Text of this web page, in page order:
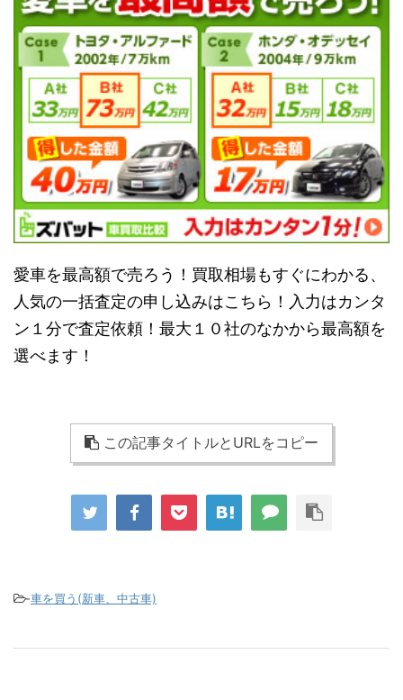
愛車を最高額で売ろう！買取相場もすぐにわかる、
人気の一括査定の申し込みはこちら！入力はカンタ
ン１分で査定依頼！最大１０社のなかから最高額を
選べます！
この記事タイトルとURLをコピー
-車を買う(新車、中古車)